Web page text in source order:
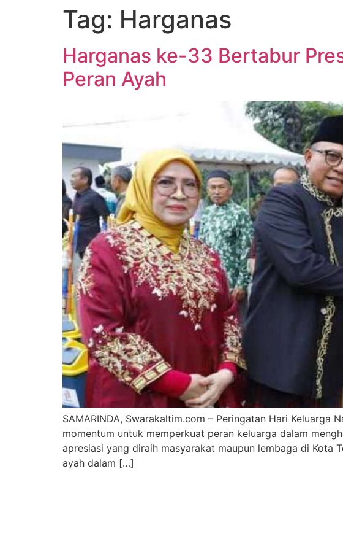
Tag: Harganas
Harganas ke-33 Bertabur
Peran Ayah
SAMARINDA, Swarakaltim.com – Peringatan Hari Keluarga
momentum untuk memperkuat peran keluarga dalam
apresiasi yang diraih masyarakat maupun lembaga di Kota
ayah dalam […]